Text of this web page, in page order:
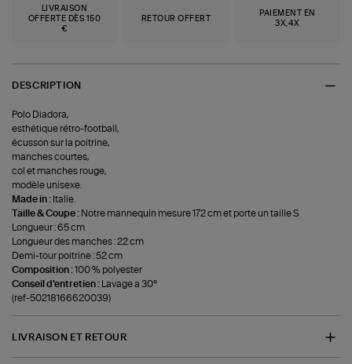
LIVRAISON
OFFERTE DÈS 150
€
RETOUR OFFERT
PAIEMENT EN
3X,4X
DESCRIPTION
Polo Diadora,
esthétique rétro-football,
écusson sur la poitrine,
manches courtes,
col et manches rouge,
modèle unisexe.
Made in : Italie.
Taille & Coupe : Notre mannequin mesure 172 cm et porte un taille S
Longueur : 65 cm
Longueur des manches : 22 cm
Demi-tour poitrine : 52 cm
Composition :100 % polyester
Conseil d'entretien :
Lavage a 30°
(ref-50218166620039)
LIVRAISON ET RETOUR